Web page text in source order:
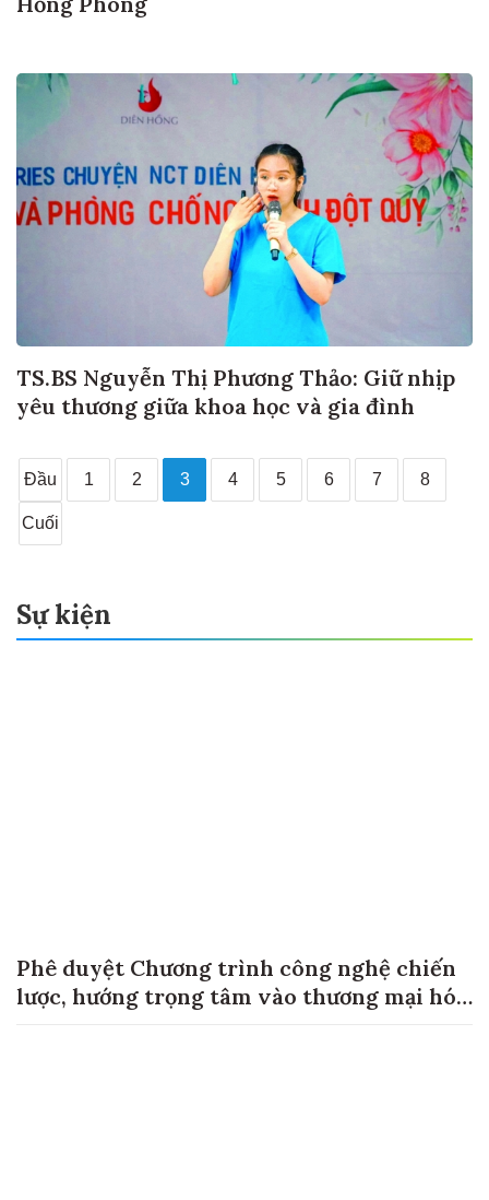
Hồng Phong
TS.BS Nguyễn Thị Phương Thảo: Giữ nhịp
yêu thương giữa khoa học và gia đình
Đầu 1 2 3 4 5 6 7 8
Cuối
Sự kiện
Phê duyệt Chương trình công nghệ chiến
lược, hướng trọng tâm vào thương mại hóa